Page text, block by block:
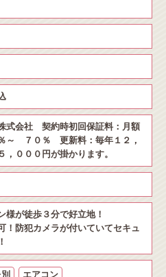
式会社 契約時初回保証料：月額
～ ７０％ 更新料：毎年１２，
，０００円が掛かります。
様が徒歩３分で好立地！
！防犯カメラが付いていてセキュ
エアコン